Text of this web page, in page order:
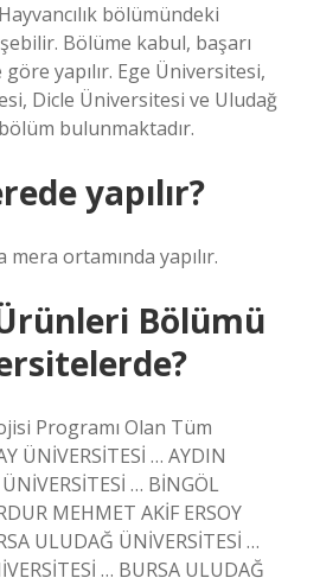
bölümündeki
Bölüme kabul, başarı
yapılır. Ege Üniversitesi,
Dicle Üniversitesi ve Uludağ
bulunmaktadır.
yapılır?
mera ortamında yapılır.
Bölümü
Programı Olan Tüm
ÜNİVERSİTESİ … AYDIN
… BİNGÖL
MEHMET AKİF ERSOY
ULUDAĞ ÜNİVERSİTESİ …
… BURSA ULUDAĞ